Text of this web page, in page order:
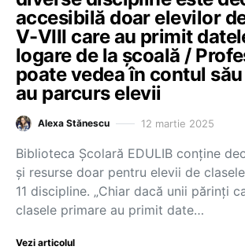
accesibilă doar elevilor
V-VIII care au primit
logare de la școală /
poate vedea în contul
au parcurs elevii
Alexa Stănescu 12 martie 2025
Biblioteca Școlară EDULIB conține
și resurse doar pentru elevii de
11 discipline. „Chiar dacă unii părinți
clasele primare au primit date…
Vezi articolul